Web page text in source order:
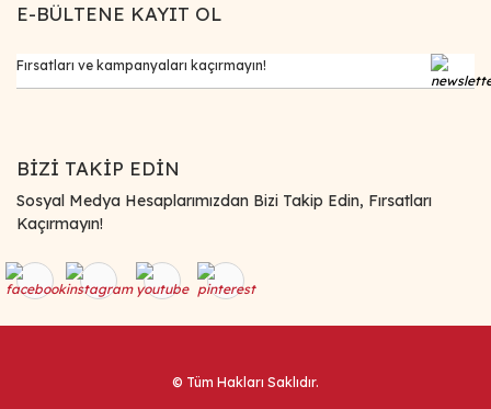
E-BÜLTENE KAYIT OL
BİZİ TAKİP EDİN
Sosyal Medya Hesaplarımızdan Bizi Takip Edin, Fırsatları
Kaçırmayın!
© Tüm Hakları Saklıdır.